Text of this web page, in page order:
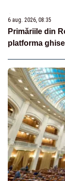
6 aug. 2026, 08:35
Primăriile din
platforma